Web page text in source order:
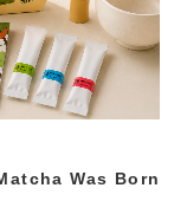
Was Born